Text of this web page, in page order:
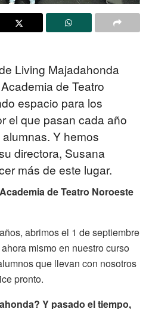
Living Majadahonda
de Teatro
espacio para los
el que pasan cada año
Y hemos
directora, Susana
más de este lugar.
de Teatro Noroeste
abrimos el 1 de septiembre
mismo en nuestro curso
que llevan con nosotros
pronto.
Y pasado el tiempo,